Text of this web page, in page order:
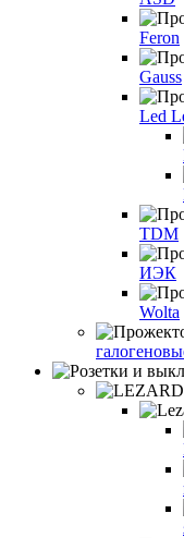
Feron
Gauss
Led
TDM
ИЭК
Wolta